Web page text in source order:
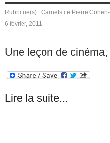
Rubrique(s) : Carnets de Pierre
6 février, 2011
Une leçon de
Lire la suite...